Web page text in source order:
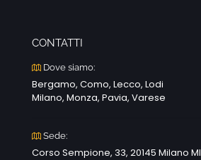
CONTATTI
Dove siamo:
Bergamo, Como, Lecco, Lodi
Milano, Monza, Pavia, Varese
Sede:
Corso Sempione, 33, 20145 Milano MI